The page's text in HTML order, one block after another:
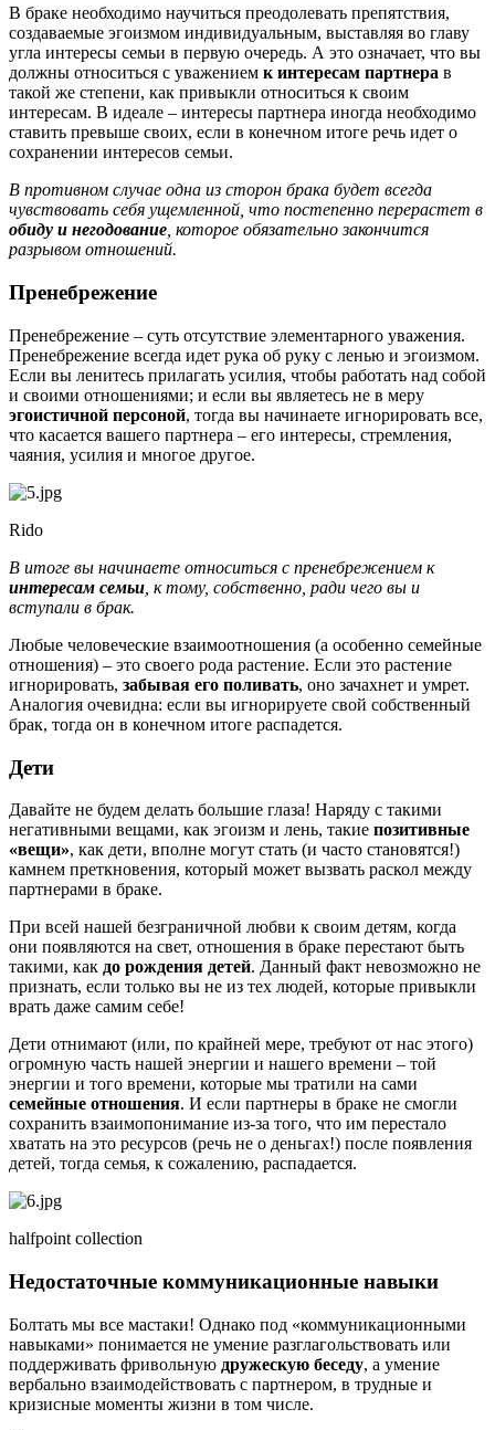
В браке необходимо научиться преодолевать препятствия,
создаваемые эгоизмом индивидуальным, выставляя во главу
угла интересы семьи в первую очередь. А это означает, что вы
должны относиться с уважением к интересам партнера в
такой же степени, как привыкли относиться к своим
интересам. В идеале – интересы партнера иногда необходимо
ставить превыше своих, если в конечном итоге речь идет о
сохранении интересов семьи.
В противном случае одна из сторон брака будет всегда
чувствовать себя ущемленной, что постепенно перерастет в
обиду и негодование , которое обязательно закончится
разрывом отношений.
Пренебрежение
Пренебрежение – суть отсутствие элементарного уважения.
Пренебрежение всегда идет рука об руку с ленью и эгоизмом.
Если вы ленитесь прилагать усилия, чтобы работать над собой
и своими отношениями; и если вы являетесь не в меру
эгоистичной персоной, тогда вы начинаете игнорировать все,
что касается вашего партнера – его интересы, стремления,
чаяния, усилия и многое другое.
Rido
В итоге вы начинаете относиться с пренебрежением к
интересам семьи , к тому, собственно, ради чего вы и
вступали в брак.
Любые человеческие взаимоотношения (а особенно семейные
отношения) – это своего рода растение. Если это растение
игнорировать, забывая его поливать, оно зачахнет и умрет.
Аналогия очевидна: если вы игнорируете свой собственный
брак, тогда он в конечном итоге распадется.
Дети
Давайте не будем делать большие глаза! Наряду с такими
негативными вещами, как эгоизм и лень, такие позитивные
«вещи», как дети, вполне могут стать (и часто становятся!)
камнем преткновения, который может вызвать раскол между
партнерами в браке.
При всей нашей безграничной любви к своим детям, когда
они появляются на свет, отношения в браке перестают быть
такими, как до рождения детей. Данный факт невозможно не
признать, если только вы не из тех людей, которые привыкли
врать даже самим себе!
Дети отнимают (или, по крайней мере, требуют от нас этого)
огромную часть нашей энергии и нашего времени – той
энергии и того времени, которые мы тратили на сами
семейные отношения. И если партнеры в браке не смогли
сохранить взаимопонимание из-за того, что им перестало
хватать на это ресурсов (речь не о деньгах!) после появления
детей, тогда семья, к сожалению, распадается.
halfpoint collection
Недостаточные коммуникационные навыки
Болтать мы все мастаки! Однако под «коммуникационными
навыками» понимается не умение разглагольствовать или
поддерживать фривольную дружескую беседу, а умение
вербально взаимодействовать с партнером, в трудные и
кризисные моменты жизни в том числе.